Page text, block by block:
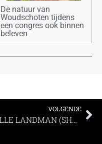
De natuur van
Woudschoten tijdens
een congres ook binnen
beleven
VOLGENDE
JELLE LANDMAN (SHEETZ): Exclusief boeken geeft (gast)vrijheid